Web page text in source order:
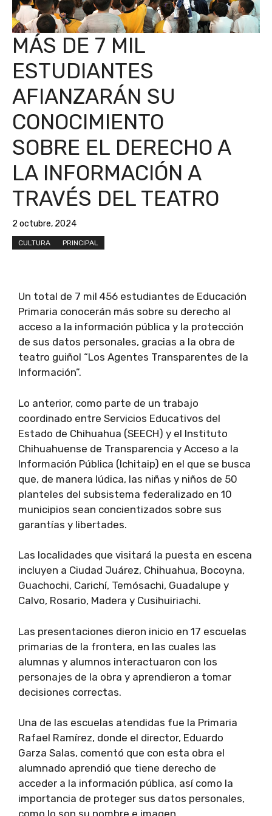
MÁS DE 7 MIL
ESTUDIANTES
AFIANZARÁN SU
CONOCIMIENTO
SOBRE EL DERECHO A
LA INFORMACIÓN A
TRAVÉS DEL TEATRO
2 octubre, 2024
CULTURA PRINCIPAL
Un total de 7 mil 456 estudiantes de Educación
Primaria conocerán más sobre su derecho al
acceso a la información pública y la protección
de sus datos personales, gracias a la obra de
teatro guiñol “Los Agentes Transparentes de la
Información”.
Lo anterior, como parte de un trabajo
coordinado entre Servicios Educativos del
Estado de Chihuahua (SEECH) y el Instituto
Chihuahuense de Transparencia y Acceso a la
Información Pública (Ichitaip) en el que se busca
que, de manera lúdica, las niñas y niños de 50
planteles del subsistema federalizado en 10
municipios sean concientizados sobre sus
garantías y libertades.
Las localidades que visitará la puesta en escena
incluyen a Ciudad Juárez, Chihuahua, Bocoyna,
Guachochi, Carichí, Temósachi, Guadalupe y
Calvo, Rosario, Madera y Cusihuiriachi.
Las presentaciones dieron inicio en 17 escuelas
primarias de la frontera, en las cuales las
alumnas y alumnos interactuaron con los
personajes de la obra y aprendieron a tomar
decisiones correctas.
Una de las escuelas atendidas fue la Primaria
Rafael Ramírez, donde el director, Eduardo
Garza Salas, comentó que con esta obra el
alumnado aprendió que tiene derecho de
acceder a la información pública, así como la
importancia de proteger sus datos personales,